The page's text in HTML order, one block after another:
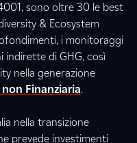
sono oltre 30 le best
& Ecosystem
i monitoraggi
indirette di GHG, così
nella generazione
Finanziaria.
nella transizione
prevede investimenti